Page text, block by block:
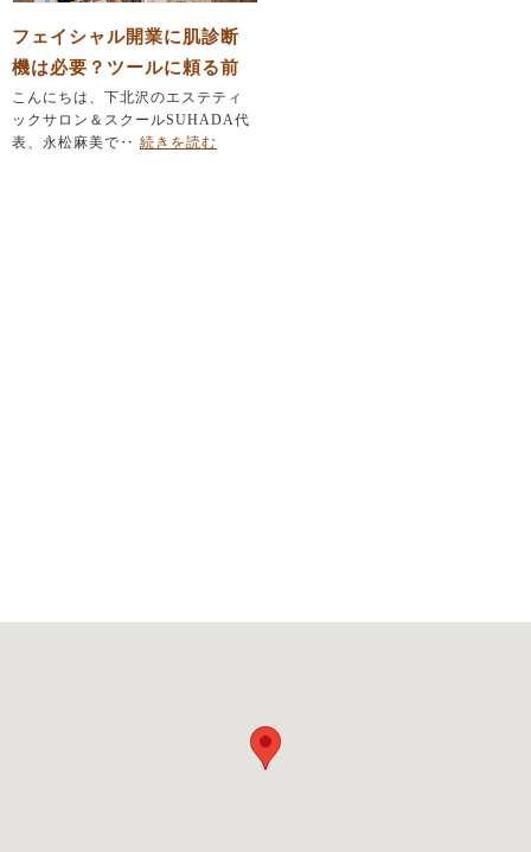
フェイシャル開業に肌診断
機は必要？ツールに頼る前
にエステティシャンが育て
るべき「たった一つの力」
こんにちは、下北沢のエステティ
ックサロン＆スクールSUHADA代
表、永松麻美で‥ 続きを読む